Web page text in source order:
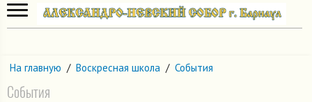
На главную / Воскресная школа / События
События